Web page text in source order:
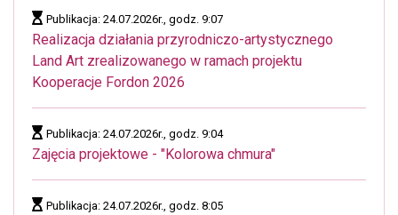
Publikacja: 24.07.2026r., godz. 9:07
Realizacja działania przyrodniczo-artystycznego
Land Art zrealizowanego w ramach projektu
Kooperacje Fordon 2026
Publikacja: 24.07.2026r., godz. 9:04
Zajęcia projektowe - "Kolorowa chmura"
Publikacja: 24.07.2026r., godz. 8:05